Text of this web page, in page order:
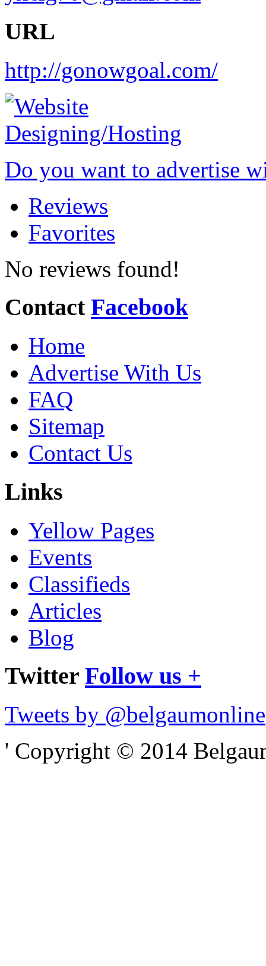
URL
http://gonowgoal.com/
Do you want to advertise
Reviews
Favorites
No reviews found!
Contact Facebook
Home
Advertise With Us
FAQ
Sitemap
Contact Us
Links
Yellow Pages
Events
Classifieds
Articles
Blog
Twitter Follow us +
Tweets by @belgaumonline
' Copyright © 2014